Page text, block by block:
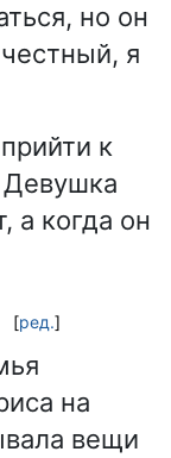
но он
я
к
а когда он
[ред.]
на
вещи